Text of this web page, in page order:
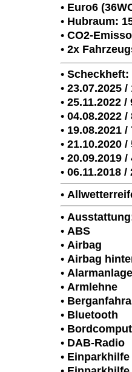
• Euro6
• Hubraum:
• CO2-
• 2x
• Scheckheft:
• 23.07.2025 /
• 25.11.2022 /
• 04.08.2022 /
• 19.08.2021 /
• 21.10.2020 /
• 20.09.2019 /
• 06.11.2018 /
•
•
• ABS
• Airbag
• Airbag
• Alarmanlage
• Armlehne
•
• Bluetooth
•
• DAB-Radio
• Einparkhilfe